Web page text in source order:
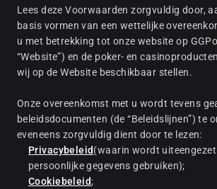
Lees deze Voorwaarden zorgvuldig door,
basis vormen van een wettelijke
u met betrekking tot onze website op
“Website”) en de poker- en
wij op de Website beschikbaar stellen.
Onze overeenkomst met u wordt tevens
beleidsdocumenten (de “Beleidslijnen”) te
eveneens zorgvuldig dient door te lezen:
Privacybeleid(waarin wordt
persoonlijke gegevens gebruiken);
Cookiebeleid;